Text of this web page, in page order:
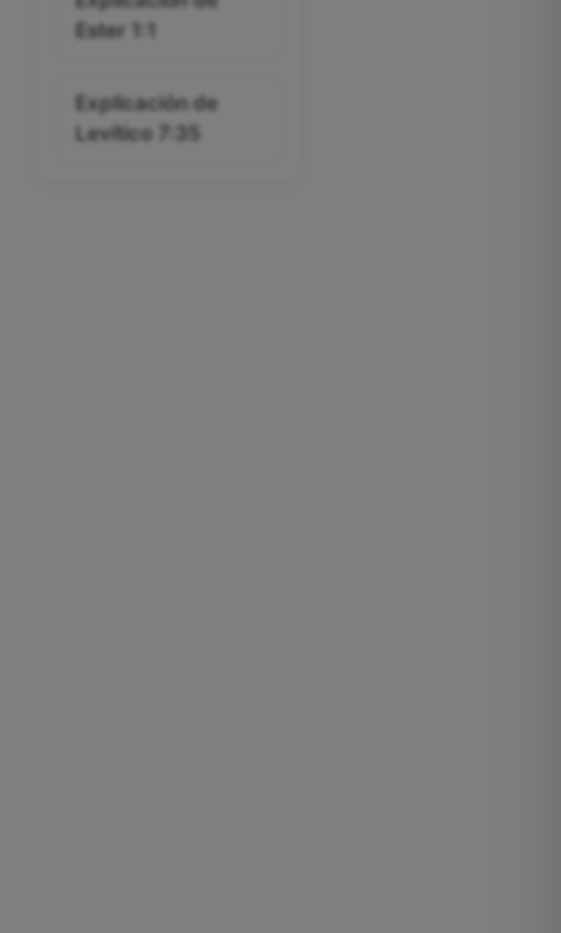
Ester 1:1
Explicación de
Levítico 7:35